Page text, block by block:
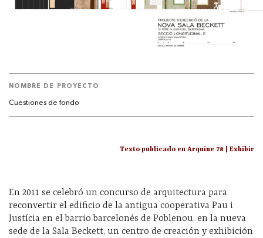
NOMBRE DE PROYECTO
Cuestiones de fondo
Texto publicado en Arquine 78 | Exhibir
En 2011 se celebró un concurso de arquitectura para
reconvertir el edificio de la antigua cooperativa Pau i
Justícia en el barrio barcelonés de Poblenou, en la nueva
sede de la Sala Beckett, un centro de creación y exhibición